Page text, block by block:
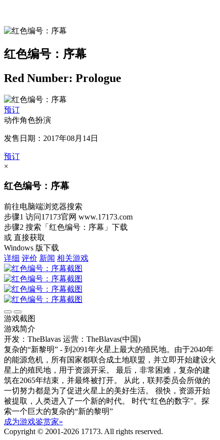
红色编号：序幕
Red Number: Prologue
预订
动作角色扮演
发售日期：2017年08月14日
预订
×
红色编号：序幕
前往电脑端浏览器搜索
步骤1 访问17173官网 www.17173.com
步骤2 搜索 「红色编号：序幕」 下载
或 直接获取
Windows 版下载
详细 评价 新闻 相关游戏
游戏截图
游戏简介
开发：TheBlavas 运营：TheBlavas(中国)
复杂的“新黎明” - 到2091年火星上最大的殖民地。由于2040年
的能源危机，所有国家都联合成土地联盟，并立即开始建设火
星上的殖民地，用于资源开采。 最后，非常困难，复杂的建
筑在2065年结束，并最终被打开。 从此，联邦委员会所做的
一切努力都是为了促进火星上的美好生活。 很快，资源开始
被提取，人类进入了一个新的时代。 时代“红色的数字”。探
索一个巨大的复杂的“新的黎明”
成为游戏鉴赏家»
Copyright © 2001-2026 17173. All rights reserved.